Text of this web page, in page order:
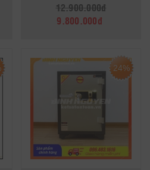
12.900.000đ
9.800.000đ
24%